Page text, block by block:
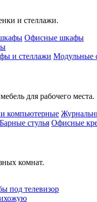
и стеллажи.
Офисные шкафы
и стеллажи Модульные
для рабочего места.
компьютерные
Барные стулья Офисные
комнат.
под телевизор